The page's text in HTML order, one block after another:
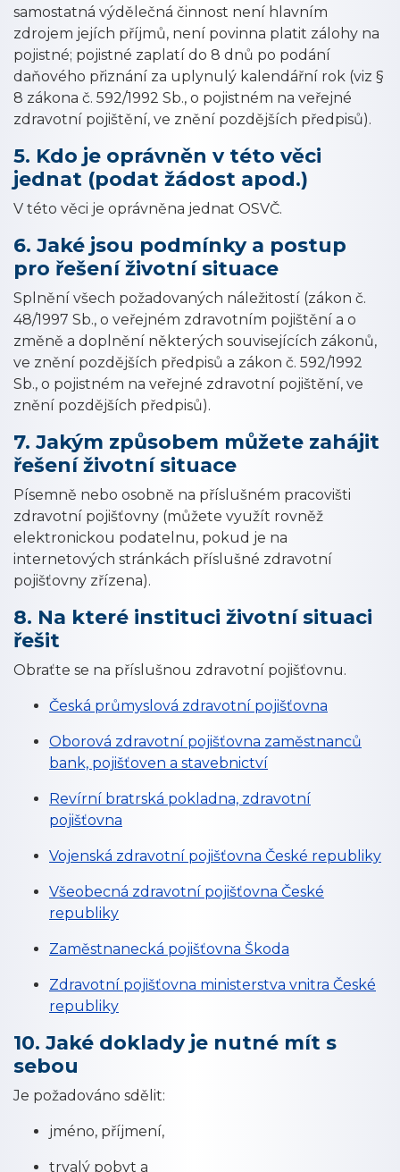
samostatná výdělečná činnost není hlavním
zdrojem jejích příjmů, není povinna platit zálohy na
pojistné; pojistné zaplatí do 8 dnů po podání
daňového přiznání za uplynulý kalendářní rok (viz §
8 zákona č. 592/1992 Sb., o pojistném na veřejné
zdravotní pojištění, ve znění pozdějších předpisů).
5. Kdo je oprávněn v této věci
jednat (podat žádost apod.)
V této věci je oprávněna jednat OSVČ.
6. Jaké jsou podmínky a postup
pro řešení životní situace
Splnění všech požadovaných náležitostí (zákon č.
48/1997 Sb., o veřejném zdravotním pojištění a o
změně a doplnění některých souvisejících zákonů,
ve znění pozdějších předpisů a zákon č. 592/1992
Sb., o pojistném na veřejné zdravotní pojištění, ve
znění pozdějších předpisů).
7. Jakým způsobem můžete zahájit
řešení životní situace
Písemně nebo osobně na příslušném pracovišti
zdravotní pojišťovny (můžete využít rovněž
elektronickou podatelnu, pokud je na
internetových stránkách příslušné zdravotní
pojišťovny zřízena).
8. Na které instituci životní situaci
řešit
Obraťte se na příslušnou zdravotní pojišťovnu.
Česká průmyslová zdravotní pojišťovna
Oborová zdravotní pojišťovna zaměstnanců
bank, pojišťoven a stavebnictví
Revírní bratrská pokladna, zdravotní
pojišťovna
Vojenská zdravotní pojišťovna České republiky
Všeobecná zdravotní pojišťovna České
republiky
Zaměstnanecká pojišťovna Škoda
Zdravotní pojišťovna ministerstva vnitra České
republiky
10. Jaké doklady je nutné mít s
sebou
Je požadováno sdělit:
jméno, příjmení,
trvalý pobyt a